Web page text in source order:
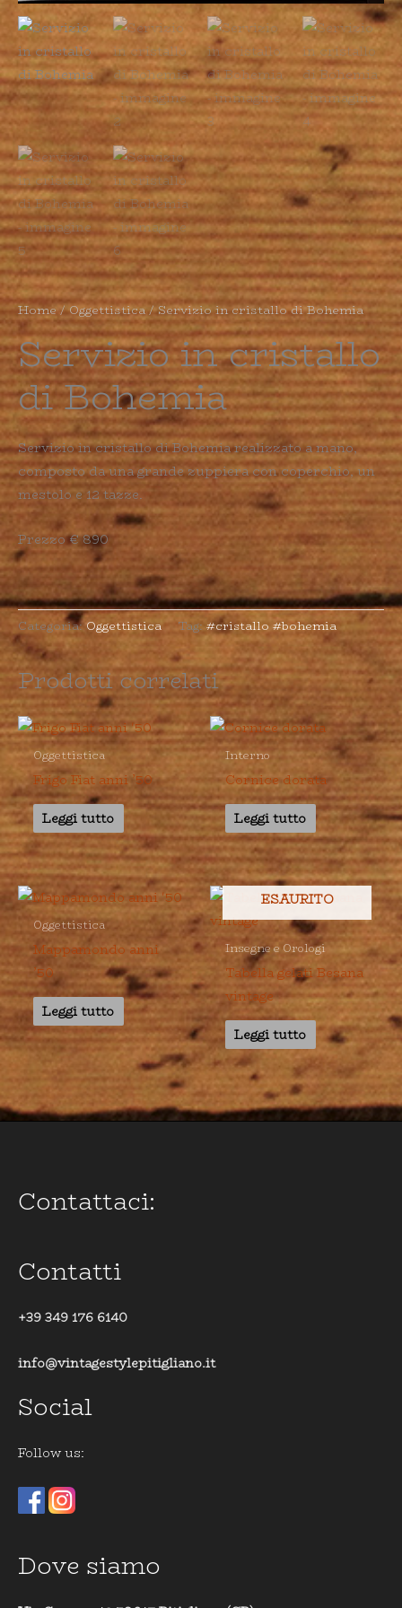
Home/Oggettistica/ Servizio in cristallo di Bohemia
Servizio in cristallo
di Bohemia
Servizio in cristallo di Bohemia realizzato a mano,
composto da una grande zuppiera con coperchio, un
mestolo e 12 tazze.
Prezzo € 890
Categoria:Oggettistica Tag: #cristallo #bohemia
Prodotti correlati
Oggettistica
Frigo Fiat anni ’50
Leggi tutto
Interno
Cornice dorata
Leggi tutto
Oggettistica
Mappamondo anni
’50
Leggi tutto
ESAURITO
Insegne e Orologi
Tabella gelati Besana
vintage
Leggi tutto
Contattaci:
Contatti
+39 349 176 6140
info@vintagestylepitigliano.it
Social
Follow us:
Dove siamo